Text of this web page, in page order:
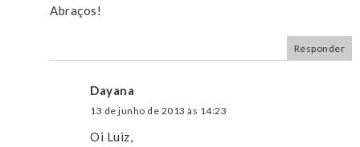
Abraços!
Responder
Dayana
13 de junho de 2013 às 14:23
Oi Luiz,